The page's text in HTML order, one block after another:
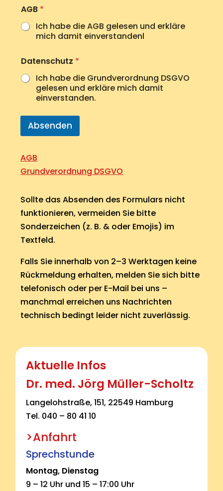
u
r
N
e
e
n
a
e
n
?
AGB *
Ich habe die AGB gelesen und erkläre
mich damit einverstandenl
Datenschutz *
Ich habe die Grundverordnung DSGVO
gelesen und erkläre mich damit
einverstanden.
Absenden
AGB
Grundverordnung DSGVO
Sollte das Absenden des Formulars nicht
funktionieren, vermeiden Sie bitte
Sonderzeichen (z. B. & oder Emojis) im
Textfeld.
Falls Sie innerhalb von 2–3 Werktagen keine
Rückmeldung erhalten, melden Sie sich bitte
telefonisch oder per E-Mail bei uns –
manchmal erreichen uns Nachrichten
technisch bedingt leider nicht zuverlässig.
Aktuelle Infos
Dr. med. Jörg Müller-Scholtz
Langelohstraße, 151, 22549 Hamburg
Tel. 040 – 80 41 10
>Anfahrt
Sprechstunde
Montag, Dienstag
9 – 12 Uhr und 15 – 17:00 Uhr